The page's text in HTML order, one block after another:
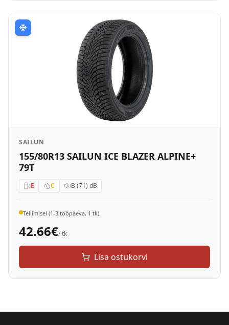
SAILUN
155/80R13 SAILUN ICE BLAZER ALPINE+
79T
E C B (71) dB
Tellimisel (1-3 tööpäeva, 1 tk)
42.66€/ tk
Lisa ostukorvi